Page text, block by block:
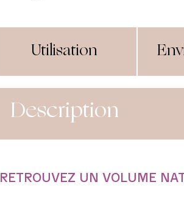
Utilisation
Description
RETROUVEZ UN VOLUME